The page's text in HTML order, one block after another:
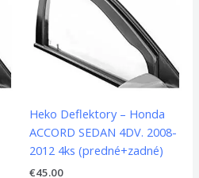
Heko Deflektory – Honda
ACCORD SEDAN 4DV. 2008-
2012 4ks (predné+zadné)
€45.00